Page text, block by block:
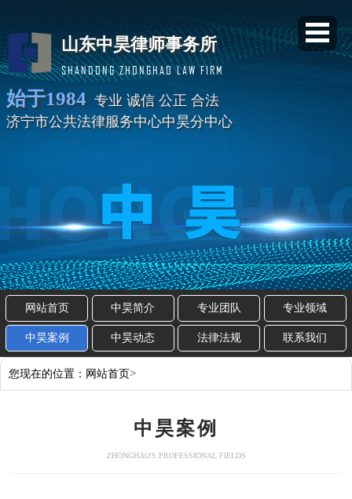
山东中昊律师事务所
SHANDONG ZHONGHAO LAW FIRM
始于1984 专业 诚信 公正 合法
济宁市公共法律服务中心中昊分中心
网站首页 中昊简介 专业团队 专业领域
中昊案例 中昊动态 法律法规 联系我们
您现在的位置： 网站首页>
中昊案例
ZHONGHAO'S PROFESSIONAL FIELDS